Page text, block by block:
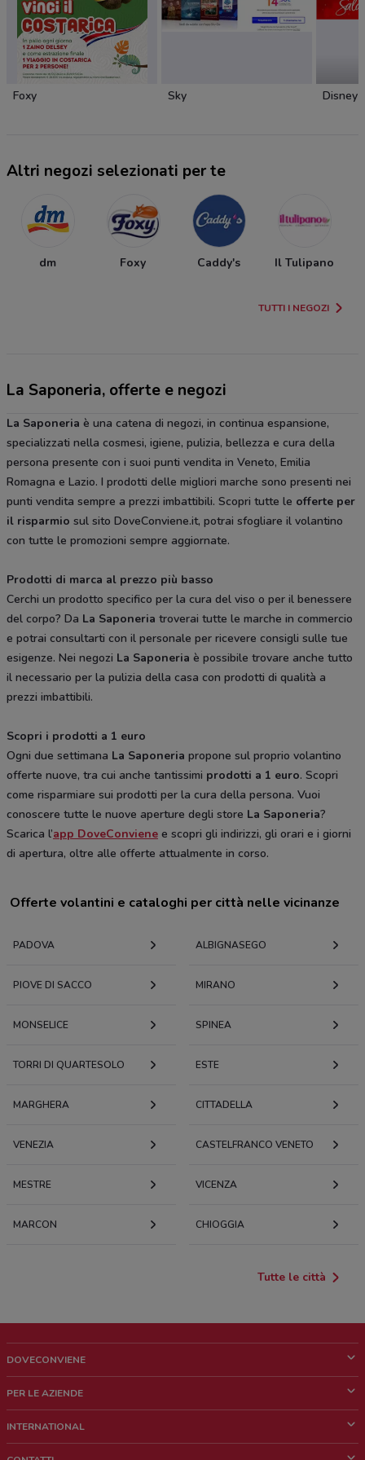
Foxy Sky Disney
Altri negozi selezionati per te
dm Foxy Caddy's Il Tulipano
TUTTI I NEGOZI
La Saponeria, offerte e negozi
La Saponeria è una catena di negozi, in continua espansione,
specializzati nella cosmesi, igiene, pulizia, bellezza e cura della
persona presente con i suoi punti vendita in Veneto, Emilia
Romagna e Lazio. I prodotti delle migliori marche sono presenti nei
punti vendita sempre a prezzi imbattibili. Scopri tutte le offerte per
il risparmio sul sito DoveConviene.it, potrai sfogliare il volantino
con tutte le promozioni sempre aggiornate.
Prodotti di marca al prezzo più basso
Cerchi un prodotto specifico per la cura del viso o per il benessere
del corpo? Da La Saponeria troverai tutte le marche in commercio
e potrai consultarti con il personale per ricevere consigli sulle tue
esigenze. Nei negozi La Saponeria è possibile trovare anche tutto
il necessario per la pulizia della casa con prodotti di qualità a
prezzi imbattibili.
Scopri i prodotti a 1 euro
Ogni due settimana La Saponeria propone sul proprio volantino
offerte nuove, tra cui anche tantissimi prodotti a 1 euro. Scopri
come risparmiare sui prodotti per la cura della persona. Vuoi
conoscere tutte le nuove aperture degli store La Saponeria?
Scarica l’app DoveConviene e scopri gli indirizzi, gli orari e i giorni
di apertura, oltre alle offerte attualmente in corso.
Offerte volantini e cataloghi per città nelle vicinanze
PADOVA ALBIGNASEGO
PIOVE DI SACCO MIRANO
MONSELICE SPINEA
TORRI DI QUARTESOLO ESTE
MARGHERA CITTADELLA
VENEZIA CASTELFRANCO VENETO
MESTRE VICENZA
MARCON CHIOGGIA
Tutte le città
DOVECONVIENE
Chi siamo
PER LE AZIENDE
Richieste commerciali e marketing
INTERNATIONAL